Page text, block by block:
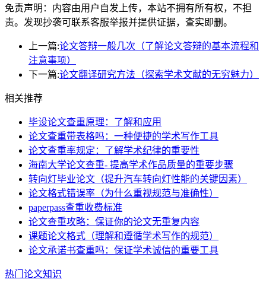
免责声明：内容由用户自发上传，本站不拥有所有权，不担
责。发现抄袭可联系客服举报并提供证据，查实即删。
上一篇:论文答辩一般几次（了解论文答辩的基本流程和
注意事项）
下一篇:论文翻译研究方法（探索学术文献的无穷魅力）
相关推荐
毕设论文查重原理：了解和应用
论文查重带表格吗：一种便捷的学术写作工具
论文查重率规定：了解学术纪律的重要性
海南大学论文查重- 提高学术作品质量的重要步骤
转向灯毕业论文（提升汽车转向灯性能的关键因素）
论文格式错误率（为什么重视规范与准确性）
paperpass查重收费标准
论文查重攻略：保证你的论文无重复内容
课题论文格式（理解和遵循学术写作的规范）
论文承诺书查重吗：保证学术诚信的重要工具
热门论文知识